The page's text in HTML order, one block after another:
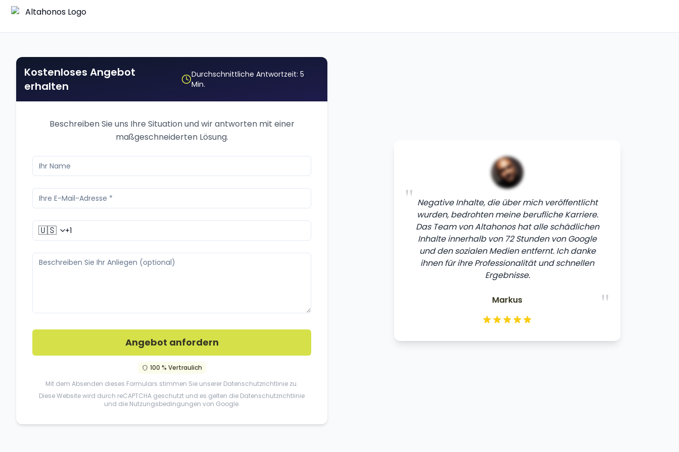
Kostenloses Angebot
erhalten
Durchschnittliche Antwortzeit: 5
Min.
Beschreiben Sie uns Ihre Situation und wir antworten mit einer
maßgeschneiderten Lösung.
🇺🇸
Angebot anfordern
100 % Vertraulich
Mit dem Absenden dieses Formulars stimmen Sie unserer Datenschutzrichtlinie zu.
Diese Website wird durch reCAPTCHA geschutzt und es gelten die Datenschutzrichtlinie
und die Nutzungsbedingungen von Google.
" Negative Inhalte, die über mich veröffentlicht
wurden, bedrohten meine berufliche Karriere.
Das Team von Altahonos hat alle schädlichen
Inhalte innerhalb von 72 Stunden von Google
und den sozialen Medien entfernt. Ich danke
ihnen für ihre Professionalität und schnellen
Ergebnisse.
"
Markus